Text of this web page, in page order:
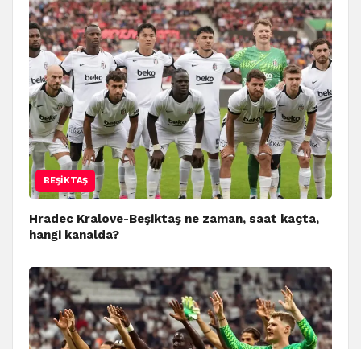
BEŞIKTAŞ
Hradec Kralove-Beşiktaş ne zaman, saat kaçta,
hangi kanalda?